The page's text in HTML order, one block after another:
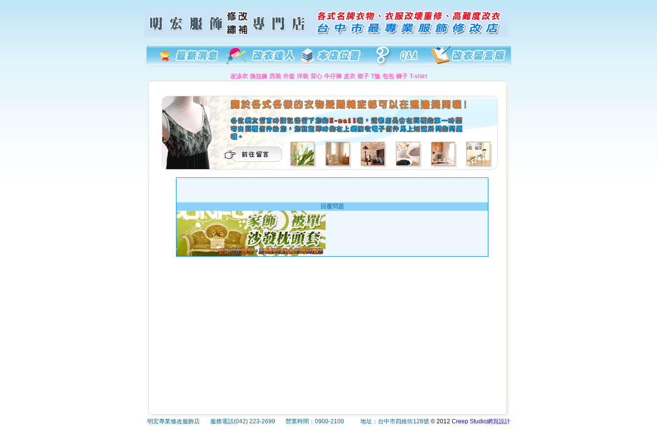
改泳衣 換拉鍊 西裝 外套 洋裝 背心 牛仔褲 皮衣 裙子 T恤 包包 褲子 T-shirt
回覆問題
明宏專業修改服飾店 服務電話(042) 223-2699 營業時間：0900-2100 地址：台中市四維街128號 © 2012 Creep Studio網頁設計